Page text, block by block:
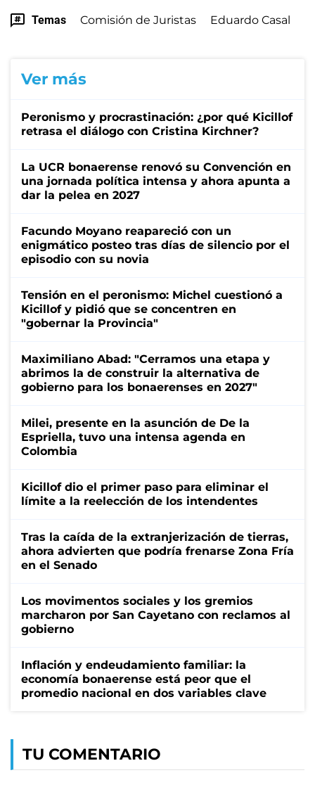
Temas Comisión de Juristas Eduardo Casal
Ver más
Peronismo y procrastinación: ¿por qué Kicillof
retrasa el diálogo con Cristina Kirchner?
La UCR bonaerense renovó su Convención en
una jornada política intensa y ahora apunta a
dar la pelea en 2027
Facundo Moyano reapareció con un
enigmático posteo tras días de silencio por el
episodio con su novia
Tensión en el peronismo: Michel cuestionó a
Kicillof y pidió que se concentren en
"gobernar la Provincia"
Maximiliano Abad: "Cerramos una etapa y
abrimos la de construir la alternativa de
gobierno para los bonaerenses en 2027"
Milei, presente en la asunción de De la
Espriella, tuvo una intensa agenda en
Colombia
Kicillof dio el primer paso para eliminar el
límite a la reelección de los intendentes
Tras la caída de la extranjerización de tierras,
ahora advierten que podría frenarse Zona Fría
en el Senado
Los movimentos sociales y los gremios
marcharon por San Cayetano con reclamos al
gobierno
Inflación y endeudamiento familiar: la
economía bonaerense está peor que el
promedio nacional en dos variables clave
TU COMENTARIO